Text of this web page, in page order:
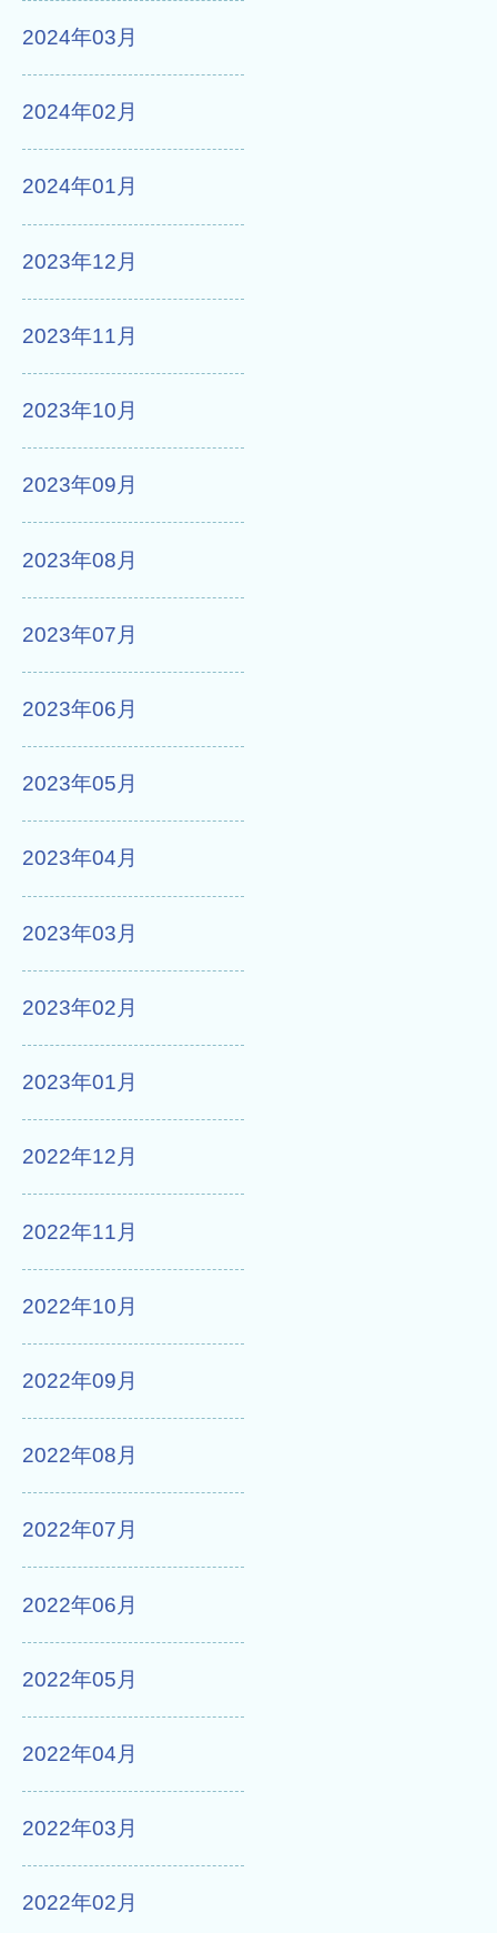
2024年03月
2024年02月
2024年01月
2023年12月
2023年11月
2023年10月
2023年09月
2023年08月
2023年07月
2023年06月
2023年05月
2023年04月
2023年03月
2023年02月
2023年01月
2022年12月
2022年11月
2022年10月
2022年09月
2022年08月
2022年07月
2022年06月
2022年05月
2022年04月
2022年03月
2022年02月